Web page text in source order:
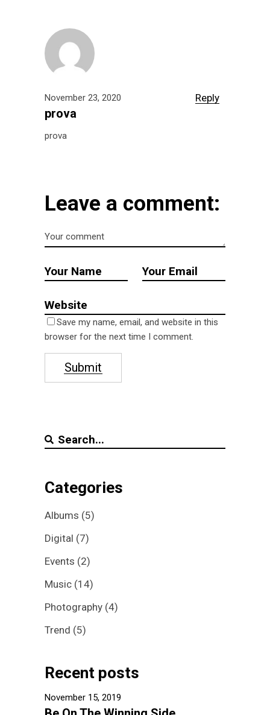
November 23, 2020 Reply
prova
prova
Leave a comment:
Save my name, email, and website in this
browser for the next time I comment.
Submit
Search
for:
Categories
Albums (5)
Digital (7)
Events (2)
Music (14)
Photography (4)
Trend (5)
Recent posts
November 15, 2019